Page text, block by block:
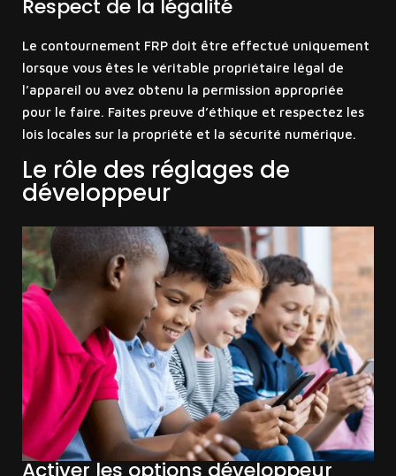
Respect de la légalité
Le contournement FRP doit être effectué uniquement
lorsque vous êtes le véritable propriétaire légal de
l’appareil ou avez obtenu la permission appropriée
pour le faire. Faites preuve d’éthique et respectez les
lois locales sur la propriété et la sécurité numérique.
Le rôle des réglages de
développeur